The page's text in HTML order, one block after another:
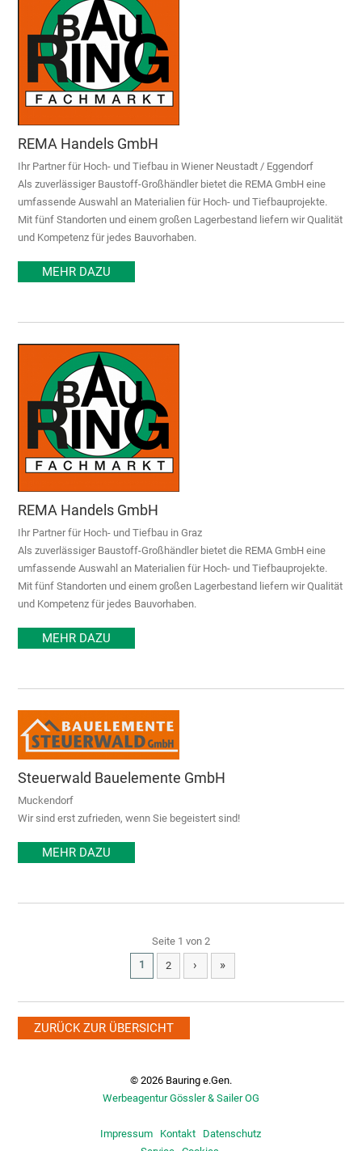
REMA Handels GmbH
Ihr Partner für Hoch- und Tiefbau in Wiener Neustadt / Eggendorf
Als zuverlässiger Baustoff-Großhändler bietet die REMA GmbH eine
umfassende Auswahl an Materialien für Hoch- und Tiefbauprojekte.
Mit fünf Standorten und einem großen Lagerbestand liefern wir Qualität
und Kompetenz für jedes Bauvorhaben.
MEHR DAZU
REMA Handels GmbH
Ihr Partner für Hoch- und Tiefbau in Graz
Als zuverlässiger Baustoff-Großhändler bietet die REMA GmbH eine
umfassende Auswahl an Materialien für Hoch- und Tiefbauprojekte.
Mit fünf Standorten und einem großen Lagerbestand liefern wir Qualität
und Kompetenz für jedes Bauvorhaben.
MEHR DAZU
Steuerwald Bauelemente GmbH
Muckendorf
Wir sind erst zufrieden, wenn Sie begeistert sind!
MEHR DAZU
Seite 1 von 2
1
2 › »
ZURÜCK ZUR ÜBERSICHT
© 2026 Bauring e.Gen.
Werbeagentur Gössler & Sailer OG
Impressum Kontakt
Datenschutz